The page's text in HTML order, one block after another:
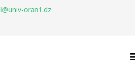
oran1.dz